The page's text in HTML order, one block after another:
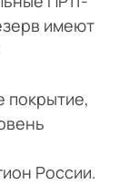
имеют
покрытие,
России.